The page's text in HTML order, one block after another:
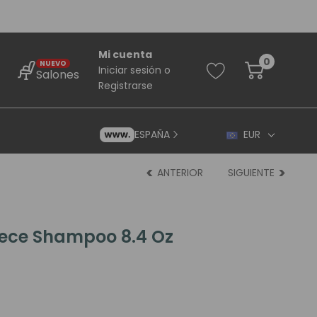
NUEVO
Salones
Mi cuenta
Iniciar sesión o
Registrarse
0
ESPAÑA EUR
ANTERIOR SIGUIENTE
Shampoo 8.4 Oz